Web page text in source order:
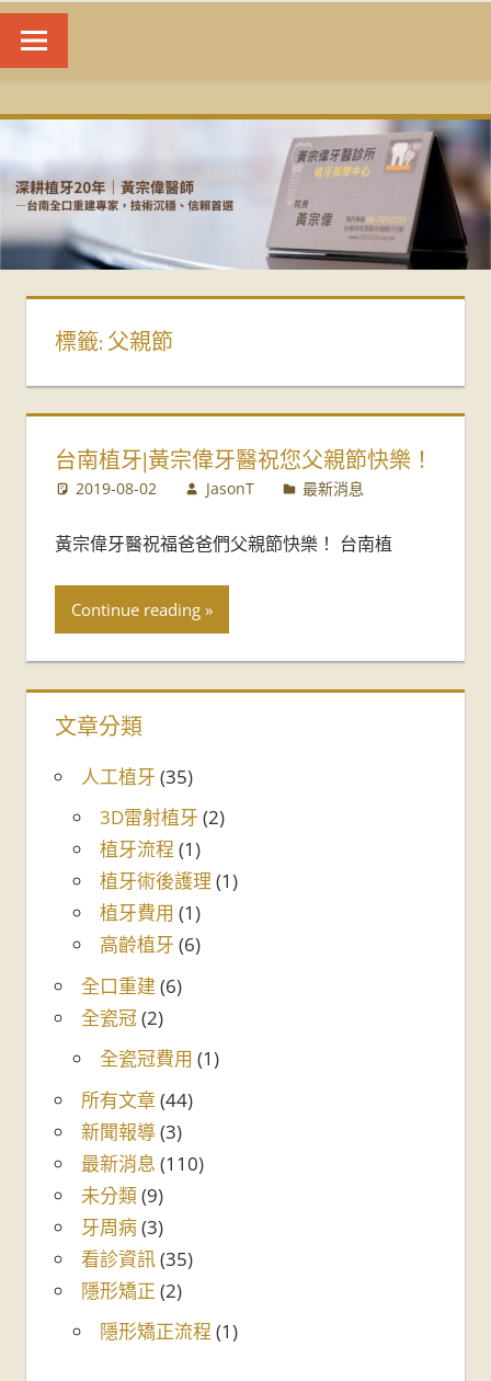
台
南
植
牙
|
宗
偉
牙
醫
所-
台
標籤:父親節
台南植牙|黃宗偉牙醫祝您父親節快樂！
2019-08-02 JasonT 最新消息
黃宗偉牙醫祝福爸爸們父親節快樂！ 台南植
Continue reading
文章分類
人工植牙 (35)
3D雷射植牙 (2)
植牙流程 (1)
植牙術後護理 (1)
植牙費用 (1)
高齡植牙 (6)
全口重建 (6)
全瓷冠(2)
全瓷冠費用 (1)
所有文章(44)
新聞報導(3)
最新消息 (110)
未分類(9)
牙周病(3)
看診資訊(35)
隱形矯正 (2)
隱形矯正流程 (1)